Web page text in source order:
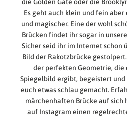
die Golden Gate oder die
Es geht auch klein und fein
und magischer. Eine der wohl
Brücken findet ihr sogar in
Sicher seid ihr im Internet schon
Bild der Rakotzbrücke
der perfekten Geometrie, die
Spiegelbild ergibt, begeistert und
euch etwas schlau gemacht.
märchenhaften Brücke auf sich
auf Instagram einen